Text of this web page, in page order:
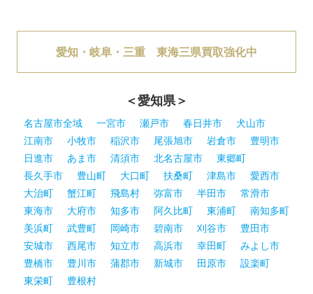
愛知・岐阜・三重 東海三県買取強化中
＜愛知県＞
名古屋市全域 一宮市 瀬戸市 春日井市
犬山市
江南市
小牧市 稲沢市 尾張旭市 岩倉市
豊明市
日進市
あま市 清須市 北名古屋市
東郷町
長久手市
豊山町 大口町 扶桑町 津島市
愛西市
大治町
蟹江町 飛島村 弥富市 半田市
常滑市
東海市
大府市 知多市 阿久比町 東浦町
南知多町
美浜町
武豊町 岡崎市 碧南市 刈谷市
豊田市
安城市
西尾市 知立市 高浜市 幸田町
みよし市
豊橋市
豊川市 蒲郡市 新城市 田原市
設楽町
東栄町
豊根村